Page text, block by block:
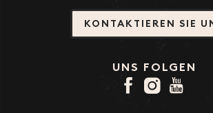
KONTAKTIEREN SIE
UNS FOLGEN